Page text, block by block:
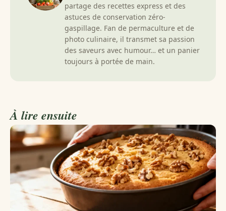
partage des recettes express et des
astuces de conservation zéro-
gaspillage. Fan de permaculture et de
photo culinaire, il transmet sa passion
des saveurs avec humour… et un panier
toujours à portée de main.
À lire ensuite